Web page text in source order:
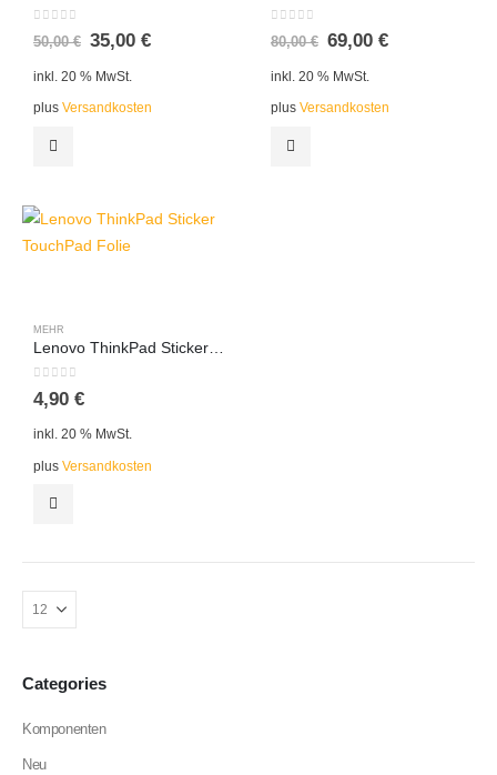
0out of 5
50,00€ 35,00 €
inkl. 20 % MwSt.
plus Versandkosten
0 out of 5
80,00€ 69,00 €
inkl. 20 % MwSt.
plus Versandkosten
MEHR
0out of 5
4,90 €
inkl. 20 % MwSt.
plus Versandkosten
Categories
Komponenten
Neu